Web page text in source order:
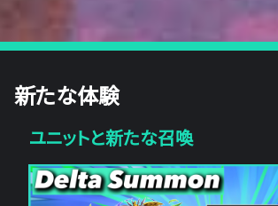
新たな体験
ユニットと新たな召喚